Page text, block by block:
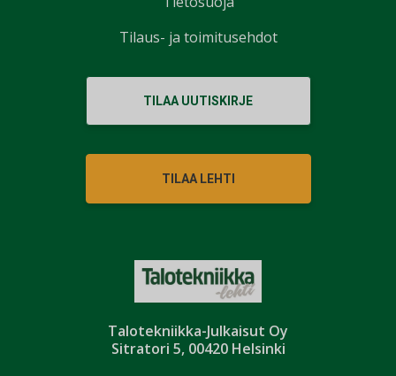
Talotekniikka-Julkaisut Oy
Sitratori 5, 00420 Helsinki
TILAA UUTISKIRJE
TILAA LEHTI
Tilaus- ja toimitusehdot